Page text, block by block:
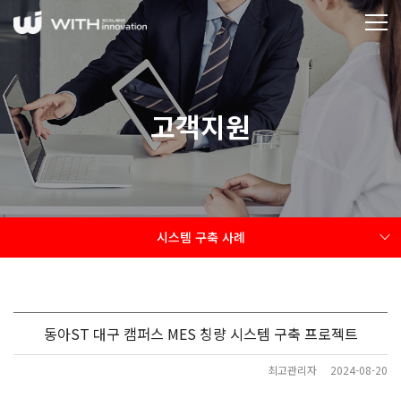
고객지원
시스템 구축 사례
동아ST 대구 캠퍼스 MES 칭량 시스템 구축 프로젝트
최고관리자 2024-08-20